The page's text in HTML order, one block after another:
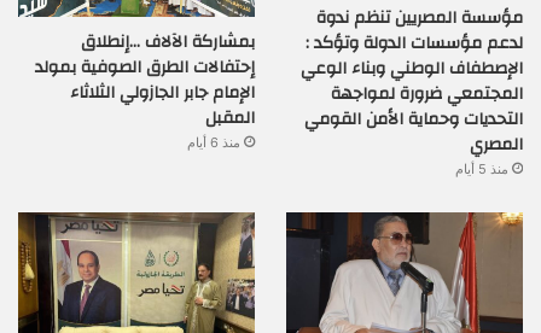
مؤسسة المصريين تنظم ندوة
لدعم مؤسسات الدولة وتؤكد :
الإصطفاف الوطني وبناء الوعي
المجتمعي ضرورة لمواجهة
التحديات وحماية الأمن القومي
المصري
منذ 5 أيام
بمشاركة الآلاف …إنطلاق
إحتفالات الطرق الصوفية بمولد
الإمام جابر الجازولي الثلاثاء
المقبل
منذ 6 أيام